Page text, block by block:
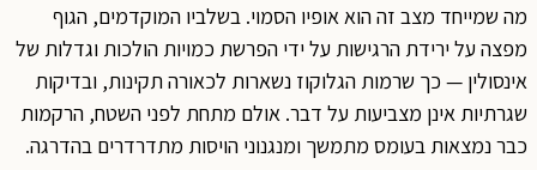
מה שמייחד מצב זה הוא אופיו הסמוי. בשלביו המוקדמים, הגוף
מפצה על ירידת הרגישות על ידי הפרשת כמויות הולכות וגדלות של
אינסולין — כך שרמות הגלוקוז נשארות לכאורה תקינות, ובדיקות
שגרתיות אינן מצביעות על דבר. אולם מתחת לפני השטח, הרקמות
כבר נמצאות בעומס מתמשך ומנגנוני הויסות מתדרדרים בהדרגה.